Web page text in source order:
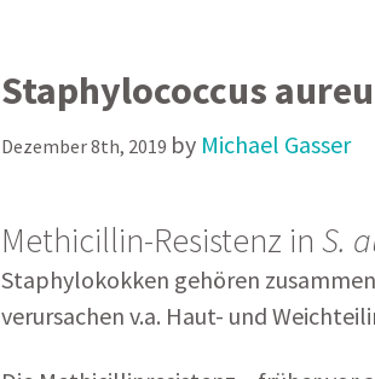
Staphylococcus
Dezember 8th, 2019 by Michael Gasser
Methicillin-Resistenz inS.
Staphylokokken gehören
verursachen v.a. Haut- und